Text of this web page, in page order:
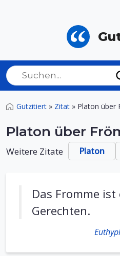
Gutzitiert » Zitat » Platon über
Platon über
Weitere Zitate Platon
Das Fromme
Gerechten.